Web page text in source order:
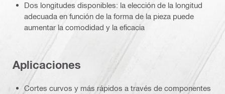
Dos longitudes disponibles: la elección de la longitud
adecuada en función de la forma de la pieza puede
aumentar la comodidad y la eficacia
Aplicaciones
Cortes curvos y más rápidos a través de componentes